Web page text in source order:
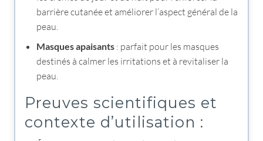
barrière cutanée et améliorer l’aspect général de la
peau.
Masques apaisants : parfait pour les masques
destinés à calmer les irritations et à revitaliser la
peau.
Preuves scientifiques et
contexte d’utilisation :